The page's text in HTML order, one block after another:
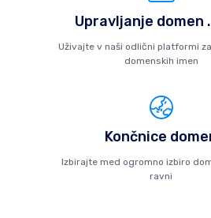
Upravljanje domen
Uživajte v naši odlični platformi
domenskih imen
Končnice
Izbirajte med ogromno izbiro
ravni